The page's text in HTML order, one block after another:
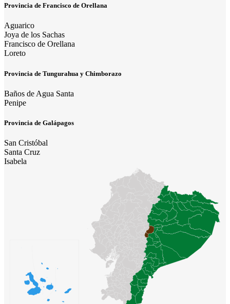
Provincia de Francisco de Orellana
Aguarico
Joya de los Sachas
Francisco de Orellana
Loreto
Provincia de Tungurahua y Chimborazo
Baños de Agua Santa
Penipe
Provincia de Galápagos
San Cristóbal
Santa Cruz
Isabela